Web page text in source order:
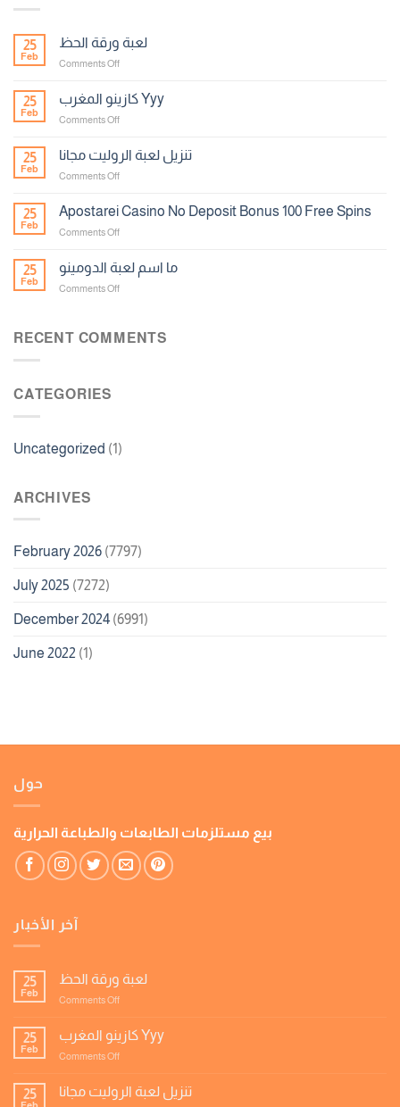
25
Feb
لعبة ورقة الحظ
Comments Offon
ورقة
الحظ
25
Feb
كازينو المغرب Yyy
Comments Offon
المغرب
Yyy
25
Feb
تنزيل لعبة الروليت مجانا
Comments Offon
لعبة
25
Feb
Apostarei Casino No Deposit Bonus 100 Free Spins
Comments Offon
Casino
No
Free
25
Feb
ما اسم لعبة الدومينو
Comments Offon
لعبة
RECENT COMMENTS
CATEGORIES
Uncategorized (1)
ARCHIVES
February 2026 (7797)
July 2025 (7272)
December 2024 (6991)
June 2022 (1)
حول
بيع مستلزمات الطابعات والطباعة الحرارية
آخر الأخبار
25
Feb
لعبة ورقة الحظ
Comments Offon
ورقة
الحظ
25
Feb
كازينو المغرب Yyy
Comments Offon
المغرب
Yyy
25 تنزيل لعبة الروليت مجانا